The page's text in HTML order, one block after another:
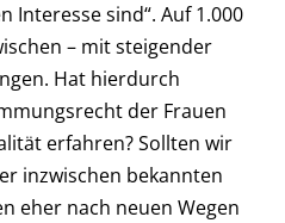
Interesse sind“. Auf 1.000
– mit steigender
Hat hierdurch
der Frauen
erfahren? Sollten wir
inzwischen bekannten
eher nach neuen Wegen